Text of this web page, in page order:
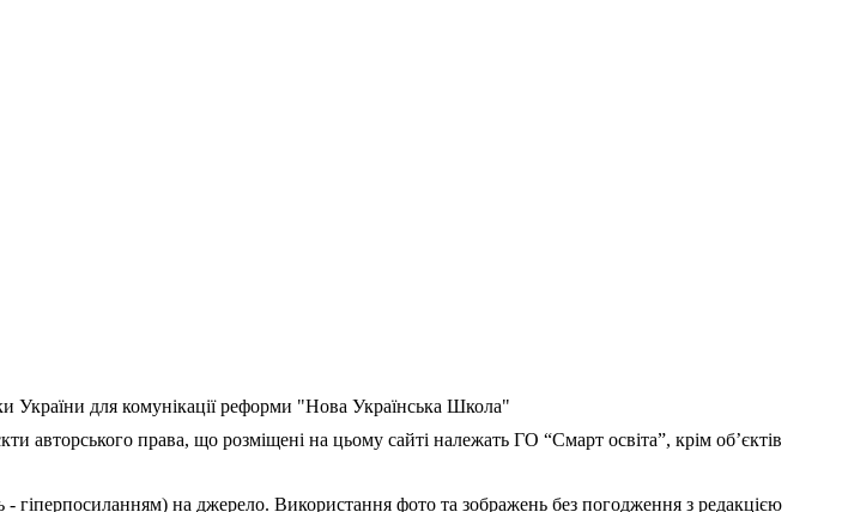
України для комунікації реформи "Нова Українська Школа"
авторського права, що розміщені на цьому сайті належать ГО “Смарт освіта”, крім об’єктів
гіперпосиланням) на джерело. Використання фото та зображень без погодження з редакцією